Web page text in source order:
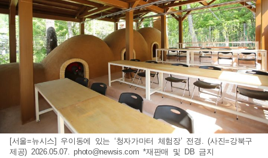
[서울=뉴시스] 우이동에 있는 ‘청자가마터 체험장’ 전경. (사진=강북구
제공) 2026.05.07.photo@newsis.com *재판매 및 DB 금지